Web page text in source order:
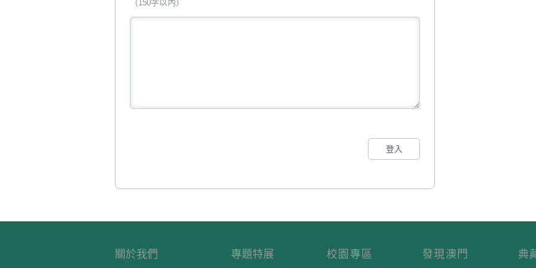
（150字以內）
登入
關於我們 專題特展 校園專區 發現澳門 典